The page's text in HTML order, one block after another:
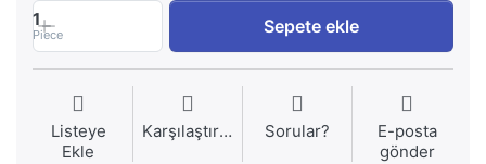
1
Piece Sepete ekle
Listeye
Ekle
Karşılaştırma Sorular?
E-posta
gönder